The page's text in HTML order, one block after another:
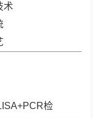
术
检